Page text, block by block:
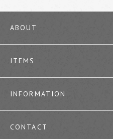
ABOUT
ITEMS
INFORMATION
CONTACT